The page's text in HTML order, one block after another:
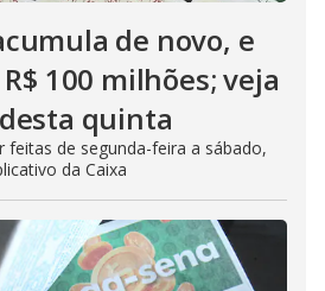
de novo, e
100 milhões; veja
quinta
feitas de segunda-feira a sábado,
da Caixa